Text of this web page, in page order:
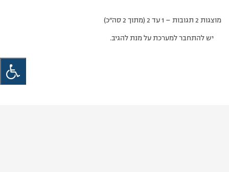
מוצגות 2 תגובות – 1 עד 2 (מתוך 2 סה״כ)
יש להתחבר למערכת על מנת להגיב.